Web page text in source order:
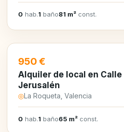
0 hab.1 baño81 m² const.
EN ALQUILER
950 €
Alquiler de local en
Jerusalén
◎La Roqueta, Valencia
0 hab.1 baño65 m² const.